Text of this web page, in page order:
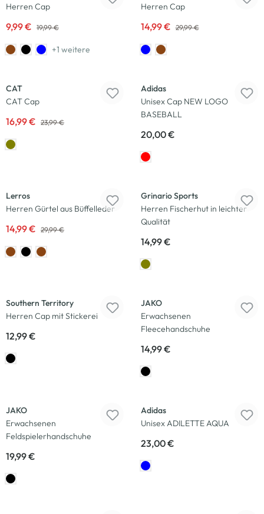
Herren Cap
9,99 € 19,99 €
+1 weitere
Herren Cap
14,99 € 29,99 €
CAT
CAT Cap
16,99 € 23,99 €
Adidas
Unisex Cap NEW LOGO
BASEBALL
20,00 €
Lerros
Herren Gürtel aus Büffelleder
14,99 € 29,99 €
Grinario Sports
Herren Fischerhut in leichter
Qualität
14,99 €
Southern Territory
Herren Cap mit Stickerei
12,99 €
JAKO
Erwachsenen
Fleecehandschuhe
14,99 €
JAKO
Erwachsenen
Feldspielerhandschuhe
19,99 €
Adidas
Unisex ADILETTE AQUA
23,00 €